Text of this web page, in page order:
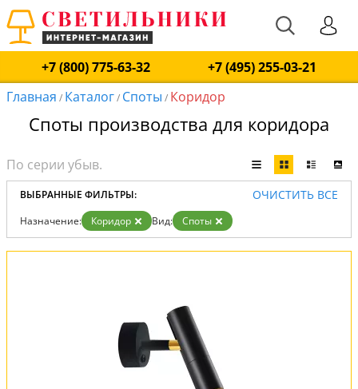
+7 (800) 775-63-32
+7 (495) 255-03-21
Главная / Каталог/ Споты / Коридор
Споты производства для коридора
ВЫБРАННЫЕ ФИЛЬТРЫ: ОЧИСТИТЬ ВСЕ
Назначение: Коридор Вид: Споты